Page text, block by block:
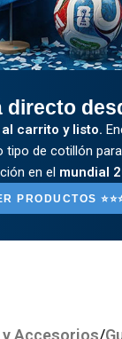
directo
carrito y listo.
tipo de cotillón
en el mundial
PRODUCTOS
y Accesorios/